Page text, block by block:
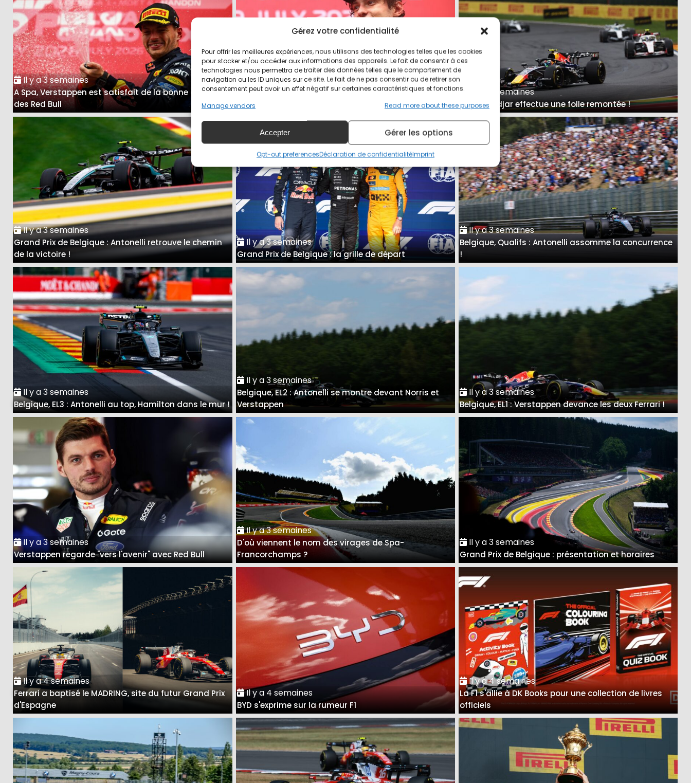
Gérez votre confidentialité
Pour offrir les meilleures expériences, nous utilisons des technologies telles que les cookies
pour stocker et/ou accéder aux informations des appareils. Le fait de consentir à ces
technologies nous permettra de traiter des données telles que le comportement de
navigation ou les ID uniques sur ce site. Le fait de ne pas consentir ou de retirer son
consentement peut avoir un effet négatif sur certaines caractéristiques et fonctions.
Manage vendors
Read more about these purposes
Accepter Gérer les options
Opt-out preferencesDéclaration de confidentialitéImprint
Il y a 3 semaines
A Spa, Verstappen est satisfait de la bonne course
des Red Bull
Il y a 3 semaines
A Spa, Antonelli avait raison de se méfier de Ferrari
Il y a 3 semaines
A Spa, Hadjar effectue une folle remontée !
Il y a 3 semaines
Grand Prix de Belgique : Antonelli retrouve le chemin
de la victoire !
Il y a 3 semaines
Grand Prix de Belgique : la grille de départ
Il y a 3 semaines
Belgique, Qualifs : Antonelli assomme la concurrence
!
Il y a 3 semaines
Belgique, EL3 : Antonelli au top, Hamilton dans le mur !
Il y a 3 semaines
Belgique, EL2 : Antonelli se montre devant Norris et
Verstappen
Il y a 3 semaines
Belgique, EL1 : Verstappen devance les deux Ferrari !
Il y a 3 semaines
Verstappen regarde "vers l'avenir" avec Red Bull
Il y a 3 semaines
D'où viennent le nom des virages de Spa-
Francorchamps ?
Il y a 3 semaines
Grand Prix de Belgique : présentation et horaires
Il y a 4 semaines
Ferrari a baptisé le MADRING, site du futur Grand Prix
d'Espagne
Il y a 4 semaines
BYD s'exprime sur la rumeur F1
Il y a 4 semaines
La F1 s'allie à DK Books pour une collection de livres
officiels